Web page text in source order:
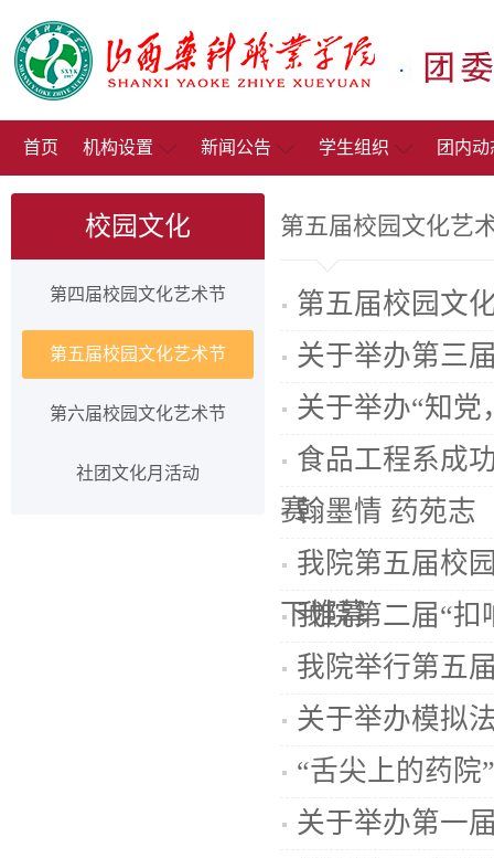
首页 机构设置 新闻公告 学生组织 团内动
校园文化
第四届校园文化艺术节
第五届校园文化艺术节
第六届校园文化艺术节
社团文化月活动
第五届校园文化艺
第五届校园文
关于举办第三
关于举办“知党
食品工程系成
赛翰墨情 药苑志
我院第五届校
下帷幕
我院第二届“扣
我院举行第五
关于举办模拟
“舌尖上的药院
关于举办第一